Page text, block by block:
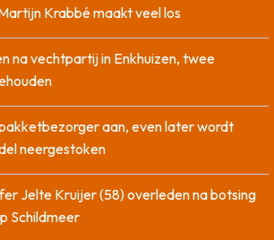
Krabbé maakt veel los
na vechtpartij in Enkhuizen, twee
aan, even later wordt
neergestoken
Jelte Kruijer (58) overleden na botsing
Schildmeer